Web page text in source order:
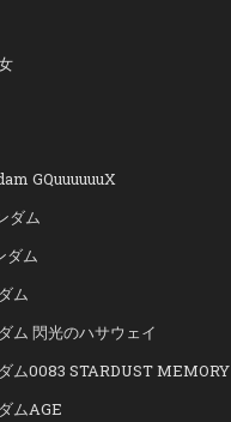
GQuuuuuuX
ダム
ダム
ム
ム 閃光のハサウェイ
ム0083 STARDUST MEMORY
ムAGE